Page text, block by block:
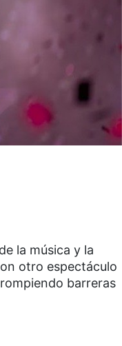
la música y la
otro espectáculo
barreras